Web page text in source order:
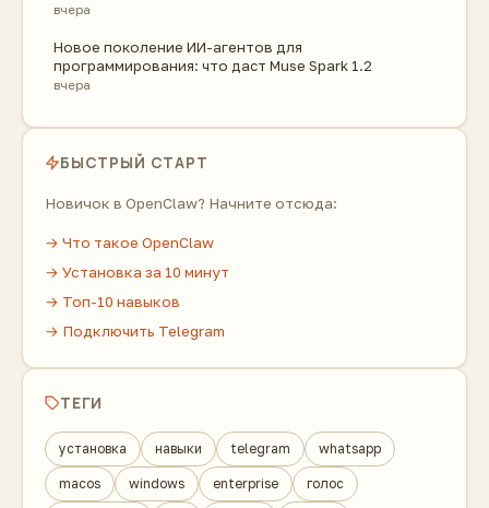
вчера
Новое поколение ИИ-агентов для
программирования: что даст Muse Spark 1.2
вчера
БЫСТРЫЙ СТАРТ
Новичок в OpenClaw? Начните отсюда:
→ Что такое OpenClaw
→ Установка за 10 минут
→ Топ-10 навыков
→ Подключить Telegram
ТЕГИ
установка навыки telegram whatsapp
macos windows enterprise голос